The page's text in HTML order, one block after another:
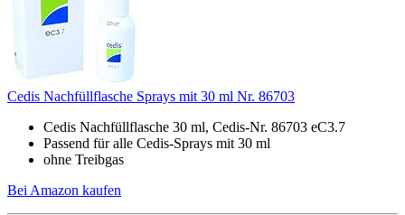
Cedis Nachfüllflasche Sprays mit 30 ml Nr. 86703
Cedis Nachfüllflasche 30 ml, Cedis-Nr. 86703 eC3.7
Passend für alle Cedis-Sprays mit 30 ml
ohne Treibgas
Bei Amazon kaufen